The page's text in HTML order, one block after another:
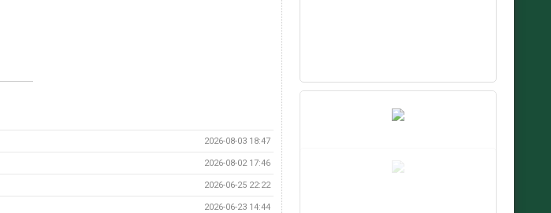
2026-08-03 18:47
2026-08-02 17:46
2026-06-25 22:22
2026-06-23 14:44